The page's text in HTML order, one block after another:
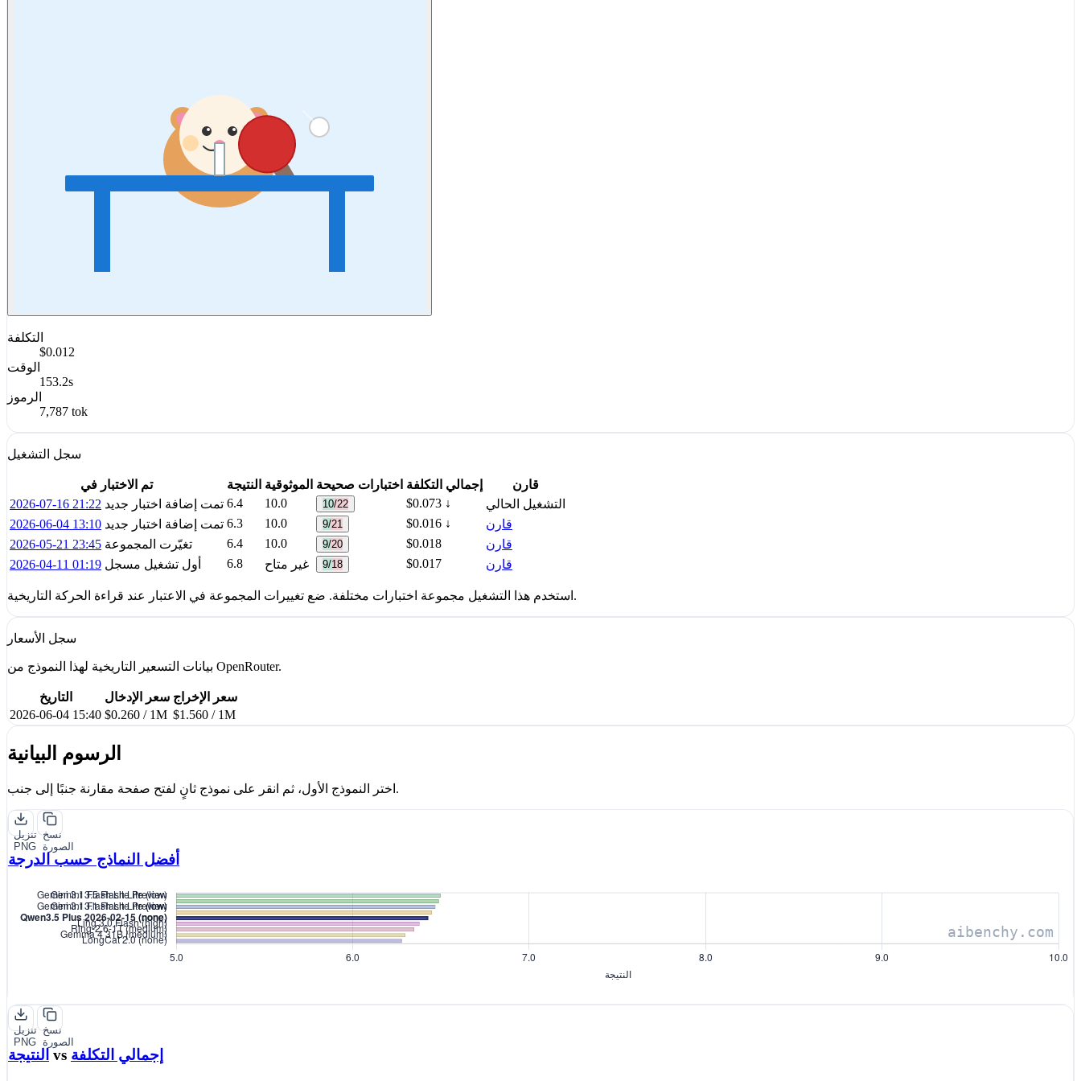
التكلفة
$0.012
الوقت
153.2s
الرموز
7,787 tok
سجل التشغيل
تم الاختبار في النتيجة الموثوقية اختبارات صحيحة إجمالي التكلفة
قارن
2026-07-16 21:22 تمت إضافة اختبار جديد 6.4 10.0 10/22 $0.073 ↓
التشغيل الحالي
2026-06-04 13:10 تمت إضافة اختبار جديد 6.3 10.0 9/21 $0.016 ↓
قارن
2026-05-21 23:45 تغيّرت المجموعة 6.4 10.0 9/20 $0.018
قارن
2026-04-11 01:19 أول تشغيل مسجل 6.8 غير متاح 9/18 $0.017 قارن
استخدم هذا التشغيل مجموعة اختبارات مختلفة. ضع تغييرات المجموعة في الاعتبار عند قراءة الحركة التاريخية.
سجل الأسعار
بيانات التسعير التاريخية لهذا النموذج من OpenRouter.
التاريخ سعر الإدخال سعر الإخراج
2026-06-04 15:40 $0.260 / 1M $1.560 / 1M
الرسوم البيانية
اختر النموذج الأول، ثم انقر على نموذج ثانٍ لفتح صفحة مقارنة جنبًا إلى جنب.
تنزيل
PNG
نسخ
الصورة
أفضل النماذج حسب الدرجة
تنزيل
PNG
نسخ
الصورة
النتيجة vs إجمالي التكلفة